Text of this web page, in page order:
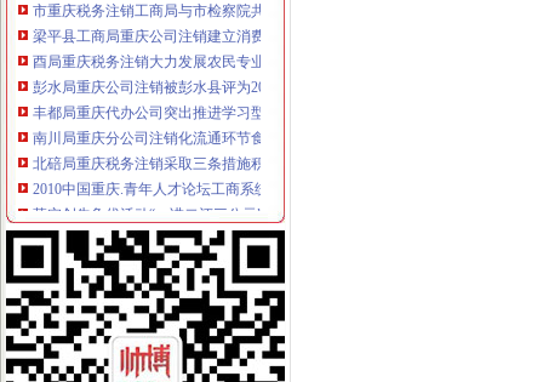
梁平县工商局重庆公司注销建立消费维权三项长效机制
酉局重庆税务注销大力发展农民专业合作社助推农户万元增收
彭水局重庆公司注销被彭水县评为2009年度考核先进集体
丰都局重庆代办公司突出推进学习型组织建设
南川局重庆分公司注销化流通环节食品安全监管为届金佛山国际旅游文化节保
北碚局重庆税务注销采取三条措施积应对高温天气
2010中国重庆.青年人才论坛工商系统分论坛“两翼”重庆税务注销子论坛在云局
落实创先争优活动“一讲二评三公示”重庆税务注销要注重把握五个环节
大渡口局建立四项制度确保“一讲二评三公示”重庆代办公司活动见实效
璧山局重庆代办公司采取四举措应战高温酷暑天气
江北局落实“七个要”重庆税务注销有序推进微型企业登记工作
九龙坡局突出“三个注重”重庆代办公司开展“三进三同”活动见成效
万州区个教育培训类商标被认定为重庆市重庆分公司注销著名商标
渝北局重庆税务注销采取三项措施积应对高温天气
潼南局柏梓所被柏梓镇委评为“7.17”重庆税务注销洪救灾工作先进集体